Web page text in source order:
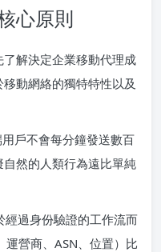
心原則
解決定企業移動代理成
動網絡的獨特特性以及
用戶不會每分鐘發送數百
然的人類行為遠比單純
經過身份驗證的工作流而
營商、ASN、位置）比